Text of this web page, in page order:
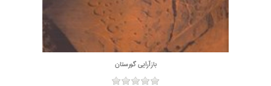
بازآرايي گورستان